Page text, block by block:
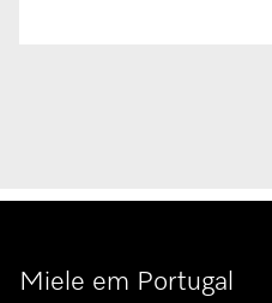
Miele em Portugal